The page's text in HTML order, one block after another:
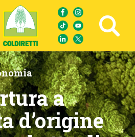
a
d’origine